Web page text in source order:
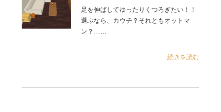
足を伸ばしてゆったりくつろぎたい！！
選ぶなら、カウチ？それともオットマ
ン？……
...続きを読む